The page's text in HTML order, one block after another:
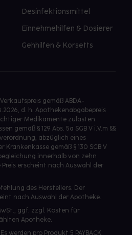
Desinfektionsmittel
Einnehmehilfen & Dosierer
Gehhilfen & Korsetts
gemäß ABDA-
d. h. Apothekenabgabepreis
Medikamente zulasten
gemäß § 129 Abs. 5a SGB V i.V.m §§
abzüglich eines
gemäß § 130 SGB V
innerhalb von zehn
erscheint nach Auswahl der
des Herstellers. Der
nach Auswahl der Apotheke.
ggf. zzgl. Kosten für
Apotheke.
werden pro Produkt 5 PAYBACK